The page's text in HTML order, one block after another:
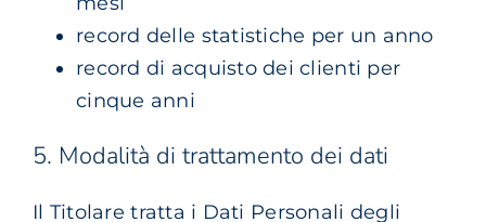
record delle statistiche per un anno
record di acquisto dei clienti per
cinque anni
5. Modalità di trattamento dei dati
Il Titolare tratta i Dati Personali degli